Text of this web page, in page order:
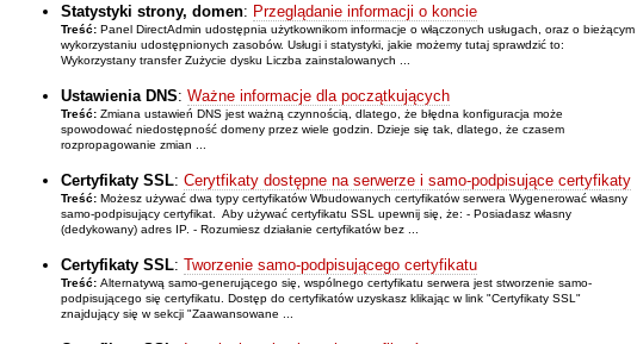
Statystyki strony, domen: Przeglądanie informacji o koncie
Treść: Panel DirectAdmin udostępnia użytkownikom informacje o włączonych usługach, oraz o bieżącym
wykorzystaniu udostępnionych zasobów. Usługi i statystyki, jakie możemy tutaj sprawdzić to:
Wykorzystany transfer Zużycie dysku Liczba zainstalowanych ...
Ustawienia DNS: Ważne informacje dla początkujących
Treść: Zmiana ustawień DNS jest ważną czynnością, dlatego, że błędna konfiguracja może
spowodować niedostępność domeny przez wiele godzin. Dzieje się tak, dlatego, że czasem
rozpropagowanie zmian ...
Certyfikaty SSL: Cerytfikaty dostępne na serwerze i samo-podpisujące certyfikaty
Treść: Możesz używać dwa typy certyfikatów Wbudowanych certyfikatów serwera Wygenerować własny
samo-podpisujący certyfikat. Aby używać certyfikatu SSL upewnij się, że: - Posiadasz własny
(dedykowany) adres IP. - Rozumiesz działanie certyfikatów bez ...
Certyfikaty SSL: Tworzenie samo-podpisującego certyfikatu
Treść: Alternatywą samo-generującego się, wspólnego certyfikatu serwera jest stworzenie samo-
podpisującego się certyfikatu. Dostęp do certyfikatów uzyskasz klikając w link "Certyfikaty SSL"
znajdujący się w sekcji "Zaawansowane ...